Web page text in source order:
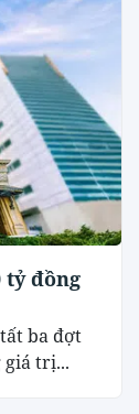
tỷ đồng
ba đợt
trị...